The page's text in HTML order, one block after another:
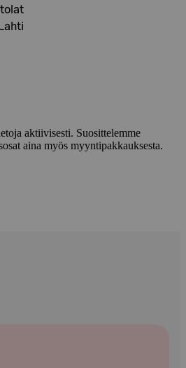
aktiivisesti. Suosittelemme
aina myös myyntipakkauksesta.